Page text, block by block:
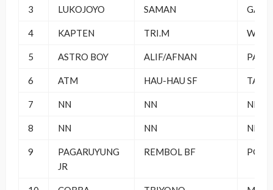
3 LUKOJOYO SAMAN
4 KAPTEN TRI.M WANI
5 ASTRO BOY ALIF/AFNAN
6 ATM HAU-HAU SF
7 NN NN NN
8 NN NN NN
9
PAGARUYUNG
JR
REMBOL BF